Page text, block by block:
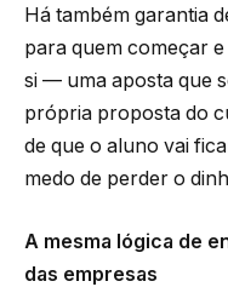
Há também garantia
para quem começar
si — uma aposta que
própria proposta do
de que o aluno vai
medo de perder o
A mesma lógica de
das empresas